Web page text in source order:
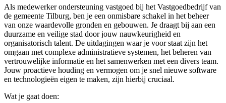
Als medewerker ondersteuning vastgoed bij het Vastgoedbedrijf van
de gemeente Tilburg, ben je een onmisbare schakel in het beheer
van onze waardevolle gronden en gebouwen. Je draagt bij aan een
duurzame en veilige stad door jouw nauwkeurigheid en
organisatorisch talent. De uitdagingen waar je voor staat zijn het
omgaan met complexe administratieve systemen, het beheren van
vertrouwelijke informatie en het samenwerken met een divers team.
Jouw proactieve houding en vermogen om je snel nieuwe software
en technologieën eigen te maken, zijn hierbij cruciaal.
Wat je gaat doen: